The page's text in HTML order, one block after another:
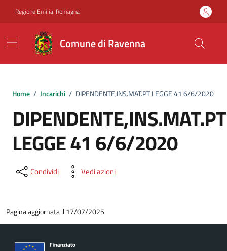
Regione Emilia-Romagna
Comune di Ravenna
Home / Incarichi / DIPENDENTE,INS.MAT.PT LEGGE 41 6/6/2020
DIPENDENTE,INS.MAT.PT
LEGGE 41 6/6/2020
Condividi Vedi azioni
Pagina aggiornata il 17/07/2025